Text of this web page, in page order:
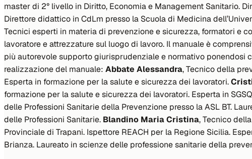
master di 2° livello in Diritto, Economia e Management Sanitario.
Direttore didattico in CdLm presso la Scuola di Medicina
Tecnici esperti in materia di prevenzione e sicurezza, formatori e
lavoratore e attrezzature sul luogo di lavoro. Il manuale è
più autorevole supporto giurisprudenziale e normativo ponendosi
realizzazione del manuale: Abbate Alessandra, Tecnico della
Esperta in formazione per la salute e sicurezza dei lavoratori.
formazione per la salute e sicurezza dei lavoratori. Esperta in
delle Professioni Sanitarie della Prevenzione presso la ASL BT.
delle Professioni Sanitarie. Blandino Maria Cristina, Tecnico
Provinciale di Trapani. Ispettore REACH per la Regione Sicilia.
Brianza. Laureato in scienze delle professione sanitarie della